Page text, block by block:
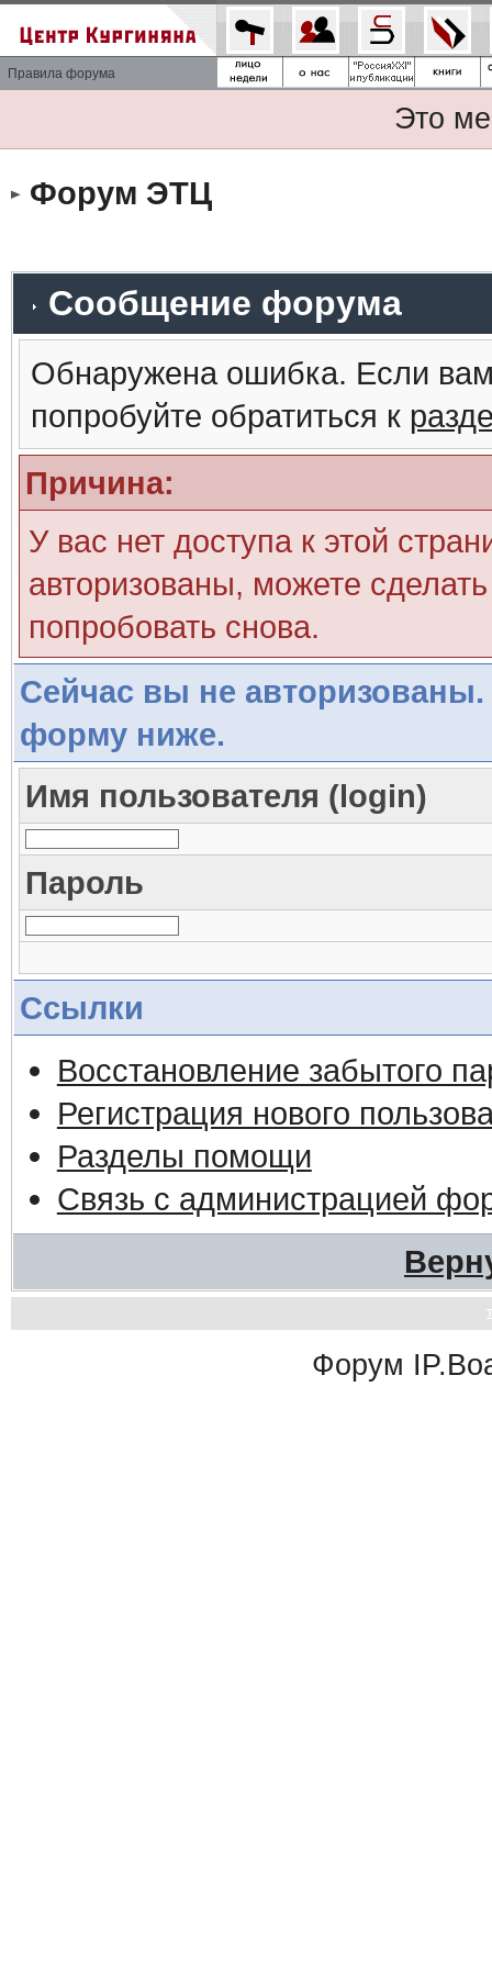
Правила форума
Это
Форум ЭТЦ
Сообщение форума
Обнаружена ошибка. Если
попробуйте обратиться к
Причина:
У вас нет доступа к этой
авторизованы, можете
попробовать снова.
Сейчас вы не авторизованы.
форму ниже.
Имя пользователя (login)
Пароль
Ссылки
Восстановление забытого
Регистрация нового
Разделы помощи
Связь с администрацией
Форум